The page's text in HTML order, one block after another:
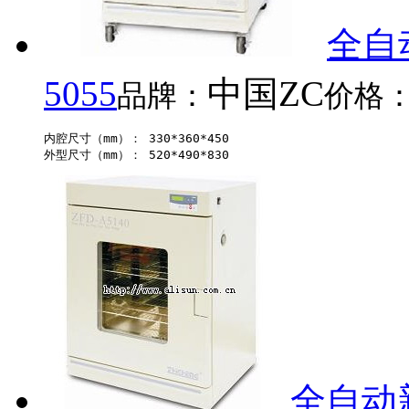
全自
5055品牌： 中国ZC价格
内腔尺寸（mm）： 330*360*450
全自动